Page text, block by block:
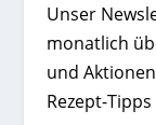
Unser
monatlich
und
Rezept-